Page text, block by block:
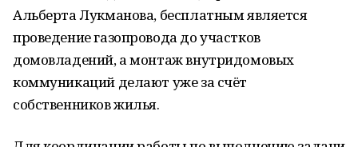
Альберта Лукманова, бесплатным является
проведение газопровода до участков
домовладений, а монтаж внутридомовых
коммуникаций делают уже за счёт
собственников жилья.